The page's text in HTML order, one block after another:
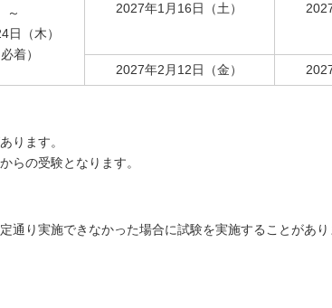
～
日（木）
必着）
2027年1月16日（土）
2027年2月12日（金）
ります。
らの受験となります。
り実施できなかった場合に試験を実施することがあり